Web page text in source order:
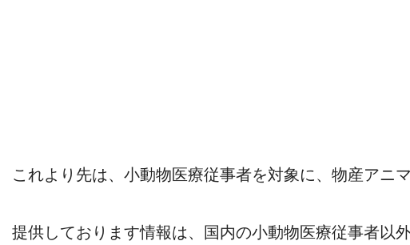
これより先は、小動物医療従事者を対象に、物産アニ
提供しております情報は、国内の小動物医療従事者以